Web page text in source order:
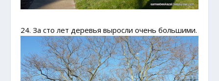
24. За сто лет деревья выросли очень большими.